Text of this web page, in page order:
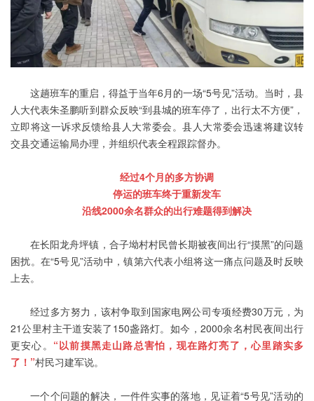
这趟班车的重启，得益于当年6月的一场“5号见”活动。当时，县
人大代表朱圣鹏听到群众反映“到县城的班车停了，出行太不方便”，
立即将这一诉求反馈给县人大常委会。县人大常委会迅速将建议转
交县交通运输局办理，并组织代表全程跟踪督办。
经过4个月的多方协调
停运的班车终于重新发车
沿线2000余名群众的出行难题得到解决
在长阳龙舟坪镇，合子坳村村民曾长期被夜间出行“摸黑”的问题
困扰。在“5号见”活动中，镇第六代表小组将这一痛点问题及时反映
上去。
经过多方努力，该村争取到国家电网公司专项经费30万元，为
21公里村主干道安装了150盏路灯。如今，2000余名村民夜间出行
更安心。 “以前摸黑走山路总害怕，现在路灯亮了，心里踏实多
了！”村民习建军说。
一个个问题的解决，一件件实事的落地，见证着“5号见”活动的